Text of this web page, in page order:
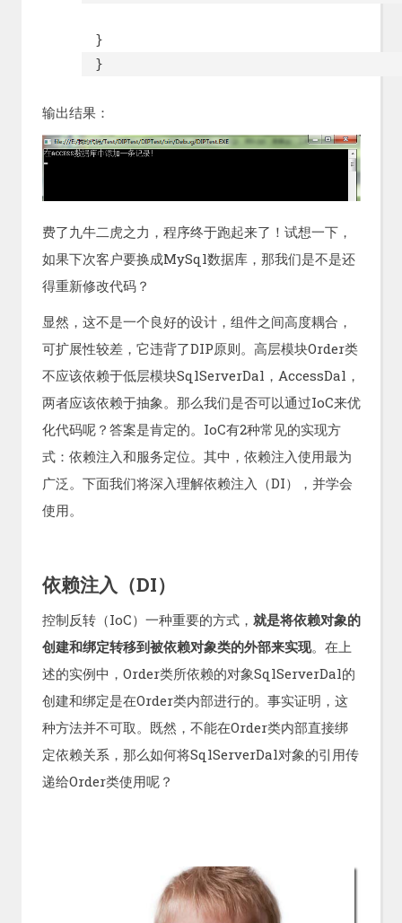
}
}
输出结果：
费了九牛二虎之力，程序终于跑起来了！试想一下，
如果下次客户要换成MySql数据库，那我们是不是还
得重新修改代码？
显然，这不是一个良好的设计，组件之间高度耦合，
可扩展性较差，它违背了DIP原则。高层模块Order类
不应该依赖于低层模块SqlServerDal，AccessDal，
两者应该依赖于抽象。那么我们是否可以通过IoC来优
化代码呢？答案是肯定的。IoC有2种常见的实现方
式：依赖注入和服务定位。其中，依赖注入使用最为
广泛。下面我们将深入理解依赖注入（DI），并学会
使用。
依赖注入（DI）
控制反转（IoC）一种重要的方式， 就是将依赖对象的
创建和绑定转移到被依赖对象类的外部来实现。在上
述的实例中，Order类所依赖的对象SqlServerDal的
创建和绑定是在Order类内部进行的。事实证明，这
种方法并不可取。既然，不能在Order类内部直接绑
定依赖关系，那么如何将SqlServerDal对象的引用传
递给Order类使用呢？